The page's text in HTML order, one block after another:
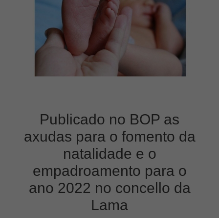
Publicado no BOP as
axudas para o fomento da
natalidade e o
empadroamento para o
ano 2022 no concello da
Lama